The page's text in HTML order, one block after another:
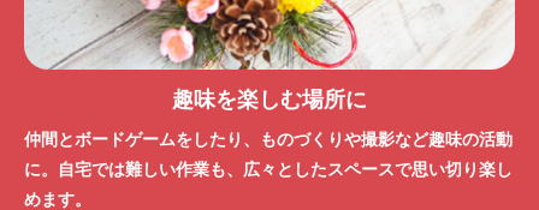
趣味を楽しむ場所に
仲間とボードゲームをしたり、ものづくりや撮影など趣味の活動
に。自宅では難しい作業も、広々としたスペースで思い切り楽し
めます。